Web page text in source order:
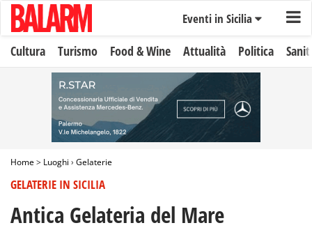
Eventi in Sicilia
Cultura Turismo Food & Wine Attualità Politica
Home> Luoghi › Gelaterie
GELATERIE IN SICILIA
Antica Gelateria del Mare